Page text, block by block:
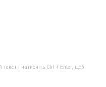
і натисніть Ctrl + Enter, щоб